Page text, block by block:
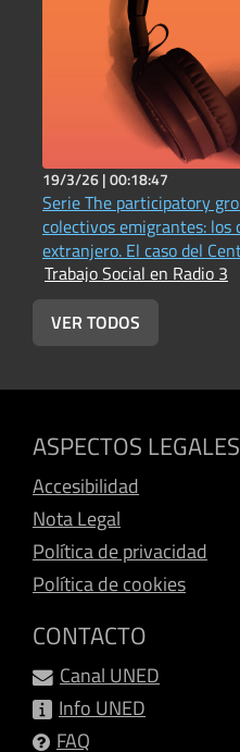
19/3/26 |00:18:47
Serie The participatory
colectivos emigrantes: los
extranjero. El caso del
Trabajo Social en Radio 3
VER TODOS
ASPECTOS LEGALES
Accesibilidad
Nota Legal
Política de privacidad
Política de cookies
CONTACTO
Canal UNED
Info UNED
FAQ